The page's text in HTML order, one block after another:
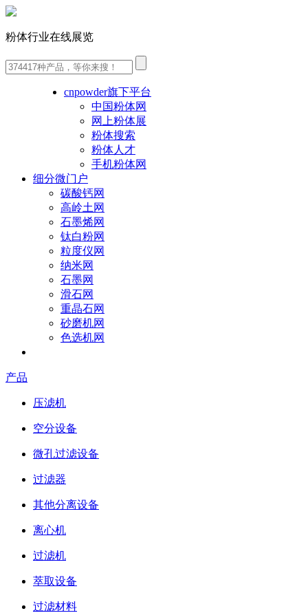
粉体行业在线展览
cnpowder旗下平台
中国粉体网
网上粉体展
粉体搜索
粉体人才
手机粉体网
细分微门户
碳酸钙网
高岭土网
石墨烯网
钛白粉网
粒度仪网
纳米网
石墨网
滑石网
重晶石网
砂磨机网
色选机网
产品
压滤机
空分设备
微孔过滤设备
过滤器
其他分离设备
离心机
过滤机
萃取设备
过滤材料